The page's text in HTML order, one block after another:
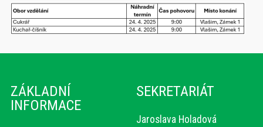
ZÁKLADNÍ
INFORMACE
SEKRETARIÁT
Jaroslava Holadová